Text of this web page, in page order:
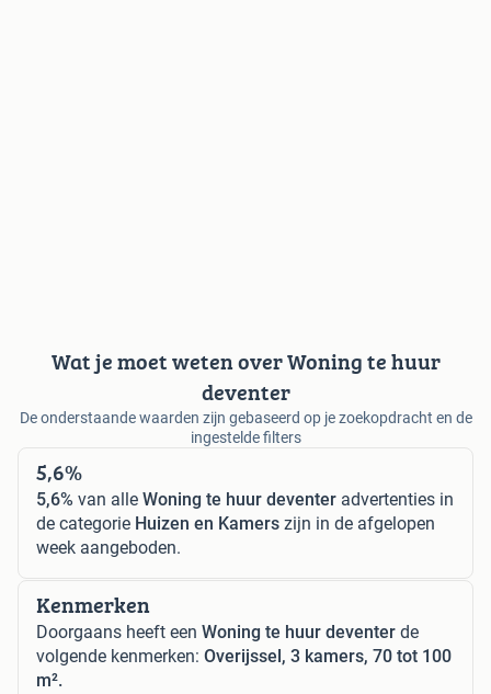
Wat je moet weten over Woning te huur
deventer
De onderstaande waarden zijn gebaseerd op je zoekopdracht en de
ingestelde filters
5,6%
5,6% van alle Woning te huur deventer advertenties in
de categorie Huizen en Kamers zijn in de afgelopen
week aangeboden.
Kenmerken
Doorgaans heeft een Woning te huur deventer de
volgende kenmerken: Overijssel, 3 kamers, 70 tot 100
m².